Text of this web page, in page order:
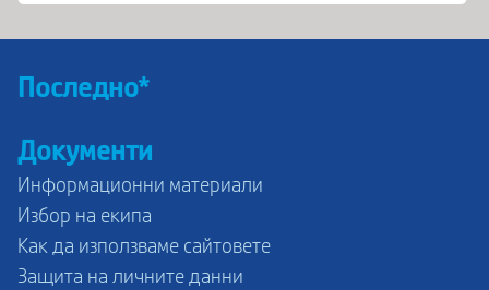
Последно*
Документи
Информационни материали
Избор на екипа
Как да използваме сайтовете
Защита на личните данни